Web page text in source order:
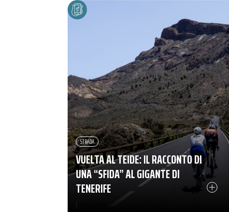
VUELTA AL TEIDE: IL RACCONTO DI
UNA “SFIDA” AL GIGANTE DI
TENERIFE
STRADA